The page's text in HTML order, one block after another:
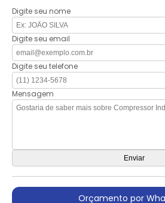
Digite seu nome
Digite seu email
Digite seu telefone
Mensagem
Orçamento por